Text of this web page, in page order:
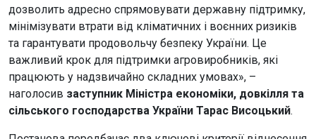
дозволить адресно спрямовувати державну підтримку,
мінімізувати втрати від кліматичних і воєнних ризиків
та гарантувати продовольчу безпеку України. Це
важливий крок для підтримки агровиробників, які
працюють у надзвичайно складних умовах», –
наголосив заступник Міністра економіки, довкілля та
сільського господарства України Тарас Висоцький.